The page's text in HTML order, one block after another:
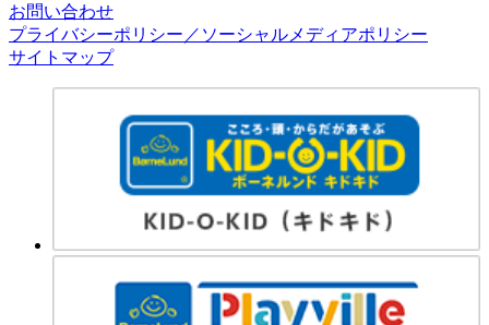
お問い合わせ
プライバシーポリシー／ソーシャルメディアポリシー
サイトマップ